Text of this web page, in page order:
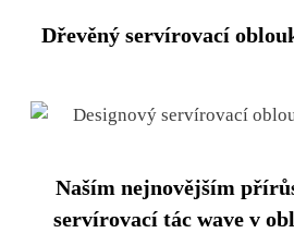
Dřevěný servírovací
Naším nejnovějším
servírovací tác wave v